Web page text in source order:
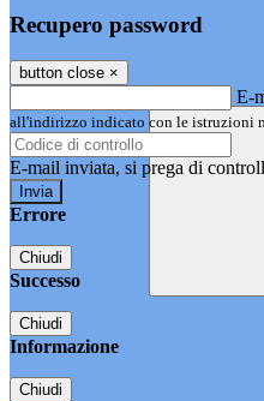
Recupero password
button close ×
E-
all'indirizzo indicato con le istruzioni
E-mail inviata, si prega di
Errore
Chiudi
Successo
Chiudi
Informazione
Chiudi